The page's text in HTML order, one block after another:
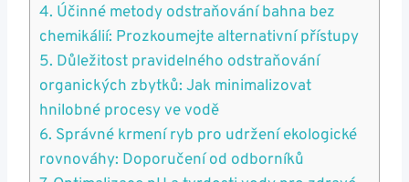
4. Účinné ⁤metody odstraňování​ bahna bez
chemikálií: Prozkoumejte alternativní přístupy
5. Důležitost pravidelného odstraňování
organických zbytků: Jak minimalizovat ​
hnilobné procesy ve‌ vodě
6. Správné krmení ryb pro udržení ekologické
rovnováhy: ⁢Doporučení od odborníků